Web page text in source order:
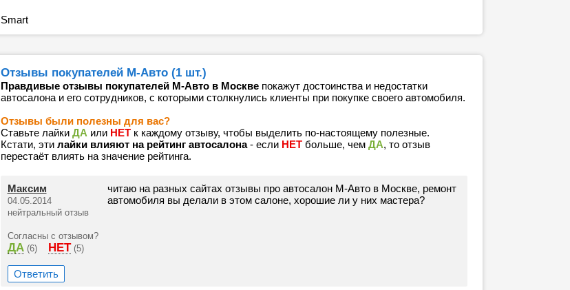
Smart
Отзывы покупателей M-Авто (1 шт.)
Правдивые отзывы покупателей M-Авто в Москвепокажут достоинства и недостатки
автосалона и его сотрудников, с которыми столкнулись клиенты при покупке своего автомобиля.
Отзывы были полезны для вас?
Ставьте лайки ДА или НЕТк каждому отзыву, чтобы выделить по-настоящему полезные.
Кстати, эти лайки влияют на рейтинг автосалона- если НЕТбольше, чем ДА, то отзыв
перестаёт влиять на значение рейтинга.
Максим
04.05.2014
нейтральный отзыв
Согласны с отзывом?
ДА (6) НЕТ (5)
читаю на разных сайтах отзывы про автосалон M-Авто в Москве, ремонт
автомобиля вы делали в этом салоне, хорошие ли у них мастера?
Ответить